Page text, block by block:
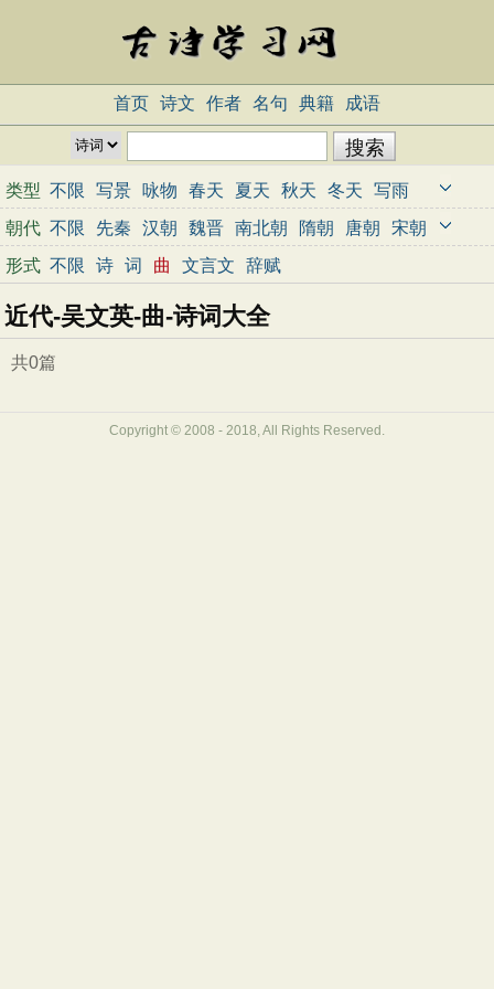
首页 诗文 作者 名句 典籍 成语
类型 不限 写景 咏物 春天 夏天 秋天 冬天
写雨
写雪
写风 写花 梅花 荷花 菊花 柳树
月亮
山水 写山 写水 长江 黄河 儿童 写鸟
写马
田园 边塞 地名 抒情 爱国 离别 送别 思乡
思念 爱情 励志 哲理 闺怨
母亲 友情 战争 读书 惜时 婉约 豪放 诗经
民谣
咏史怀古 宋词精选 小学古诗 初中古诗
朝代 不限 先秦 汉朝 魏晋 南北朝 隋朝 唐朝
宋朝
元朝
明朝 清朝 近代 当代
形式 不限 诗 词 曲 文言文 辞赋
近代-吴文英-曲-诗词大全
共0篇
Copyright © 2008 - 2018, All Rights Reserved.